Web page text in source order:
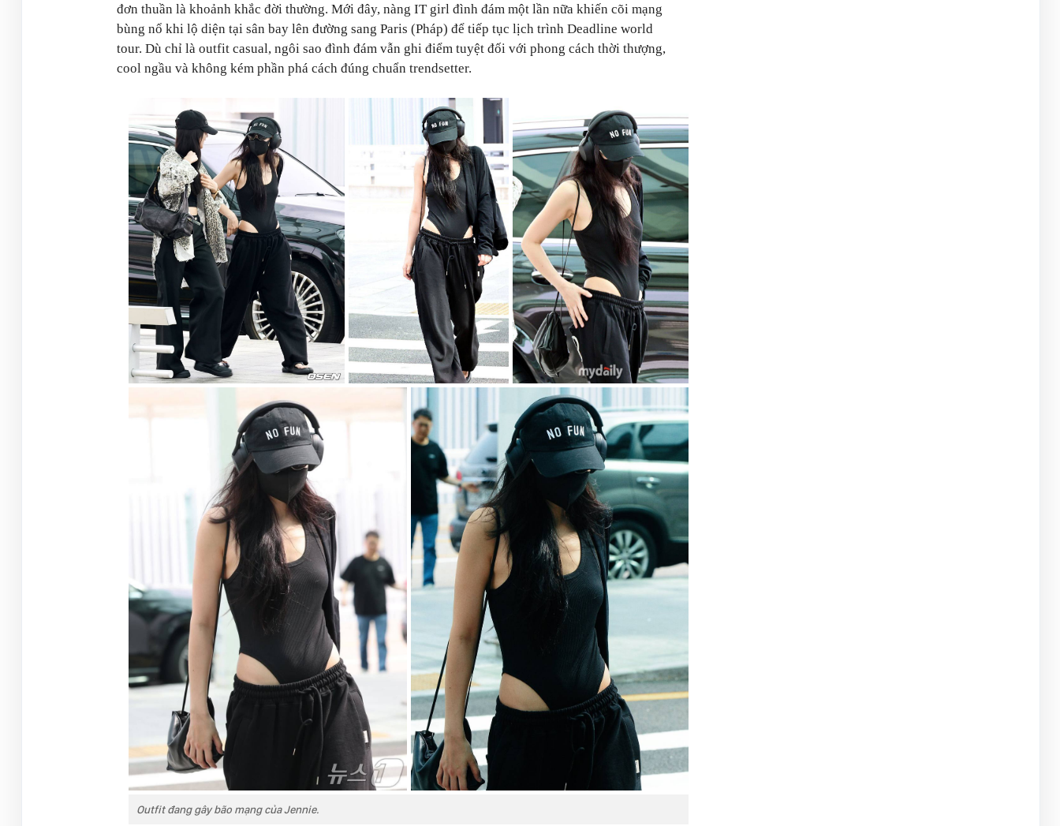
đơn thuần là khoảnh khắc đời thường. Mới đây, nàng IT girl đình đám một lần nữa khiến cõi mạng
bùng nổ khi lộ diện tại sân bay lên đường sang Paris (Pháp) để tiếp tục lịch trình Deadline world
tour. Dù chỉ là outfit casual, ngôi sao đình đám vẫn ghi điểm tuyệt đối với phong cách thời thượng,
cool ngầu và không kém phần phá cách đúng chuẩn trendsetter.
Outfit đang gây bão mạng của Jennie.